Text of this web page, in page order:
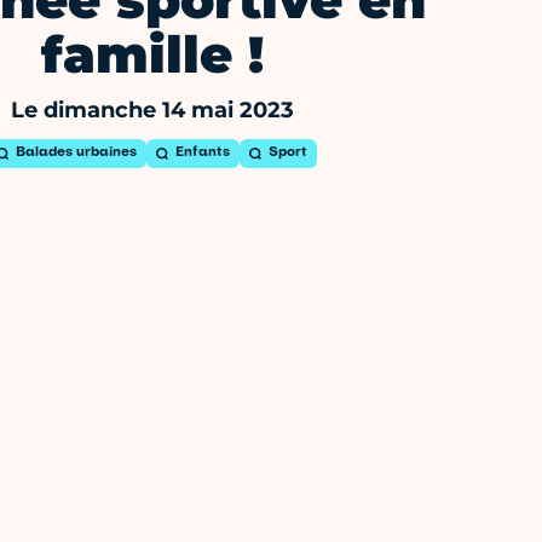
famille !
Le dimanche 14 mai 2023
Balades urbaines Enfants Sport